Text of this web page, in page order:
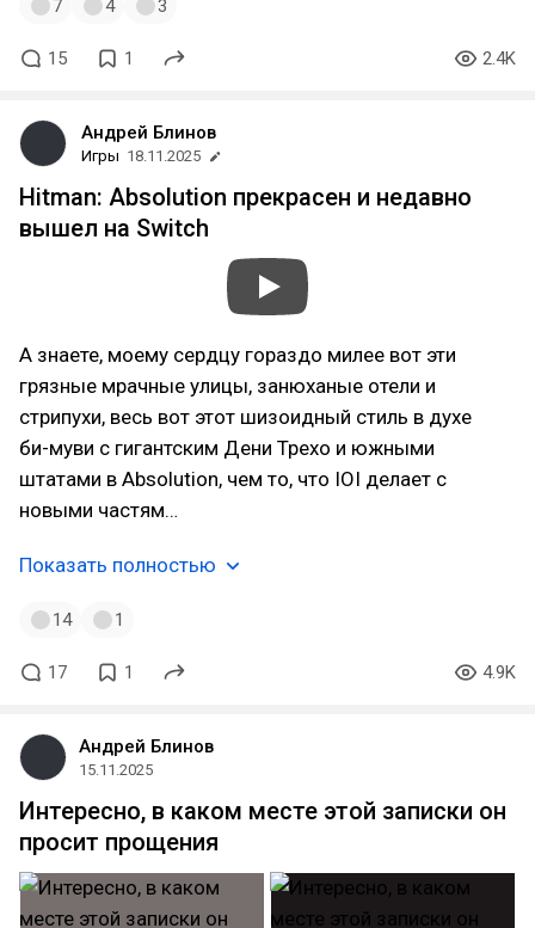
7 4 3
15 1 2.4K
Андрей Блинов
Игры 18.11.2025
Hitman: Absolution прекрасен и недавно
вышел на Switch
А знаете, моему сердцу гораздо милее вот эти
грязные мрачные улицы, занюханые отели и
стрипухи, весь вот этот шизоидный стиль в духе
би-муви с гигантским Дени Трехо и южными
штатами в Absolution, чем то, что IOI делает с
новыми частям…
Показать полностью
14 1
17 1 4.9K
Андрей Блинов
15.11.2025
Интересно, в каком месте этой записки он
просит прощения